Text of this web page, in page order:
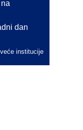
dan
institucije